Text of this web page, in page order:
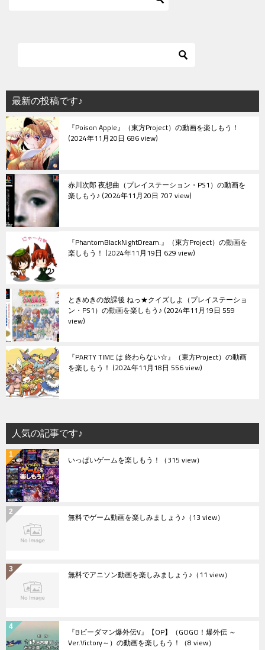
最新の投稿です♪
『Poison Apple』（東方Project）の動画を楽しもう！
2024年11月20日 686 view
赤川次郎 夜想曲（プレイステーション・PS1）の動画を
楽しもう♪ 2024年11月20日 707 view
『PhantomBlackNightDream.』（東方Project）の動画を
楽しもう！ 2024年11月19日 629 view
ときめきの放課後 ねっ★クイズしよ（プレイステーショ
ン・PS1）の動画を楽しもう♪ 2024年11月19日 559
view
『PARTY TIME は 終わらない☆』（東方Project）の動画
を楽しもう！ 2024年11月18日 556 view
人気の記事です♪
いっぱいゲームを楽しもう！ （315 view）
無料でゲーム動画を楽しみましょう♪ （13 view）
無料でアニソン動画を楽しみましょう♪ （11 view）
『Bビーダマン爆外伝V』【OP】（GOGO！爆外伝 ～
Ver.Victory～）の動画を楽しもう！ （8 view）